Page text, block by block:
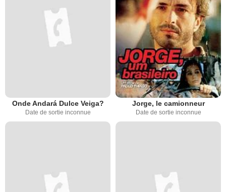
Onde Andará Dulce Veiga?
Date de sortie inconnue
Jorge, le camionneur
Date de sortie inconnue